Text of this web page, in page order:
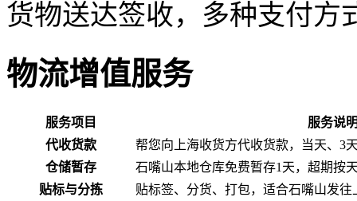
货物送达签收，多种支付方
物流增值服务
服务项目
服务说
代收货款
帮您向上海收货方代收货款，当天、3
仓储暂存
石嘴山本地仓库免费暂存1天，超期按
贴标与分拣
贴标签、分货、打包，适合石嘴山发